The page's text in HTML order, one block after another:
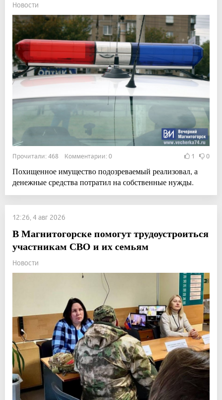
Новости
Прочитали: 468 Комментарии: 0 1 0
Похищенное имущество подозреваемый реализовал, а
денежные средства потратил на собственные нужды.
12:26, 4 авг 2026
В Магнитогорске помогут трудоустроиться
участникам СВО и их семьям
Новости